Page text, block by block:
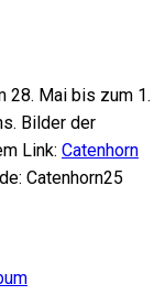
28. Mai bis zum 1.
Bilder der
Link: Catenhorn
Catenhorn25